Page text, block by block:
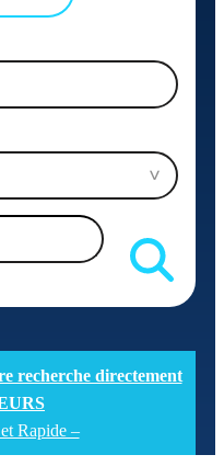
recherche directement
Rapide –